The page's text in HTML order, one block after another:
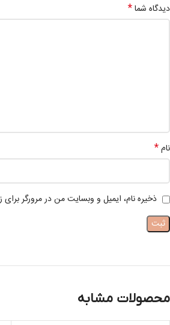
دیدگاه شما*
نام*
ذخیره نام، ایمیل و وبسایت من در مرورگر
محصولات مشابه